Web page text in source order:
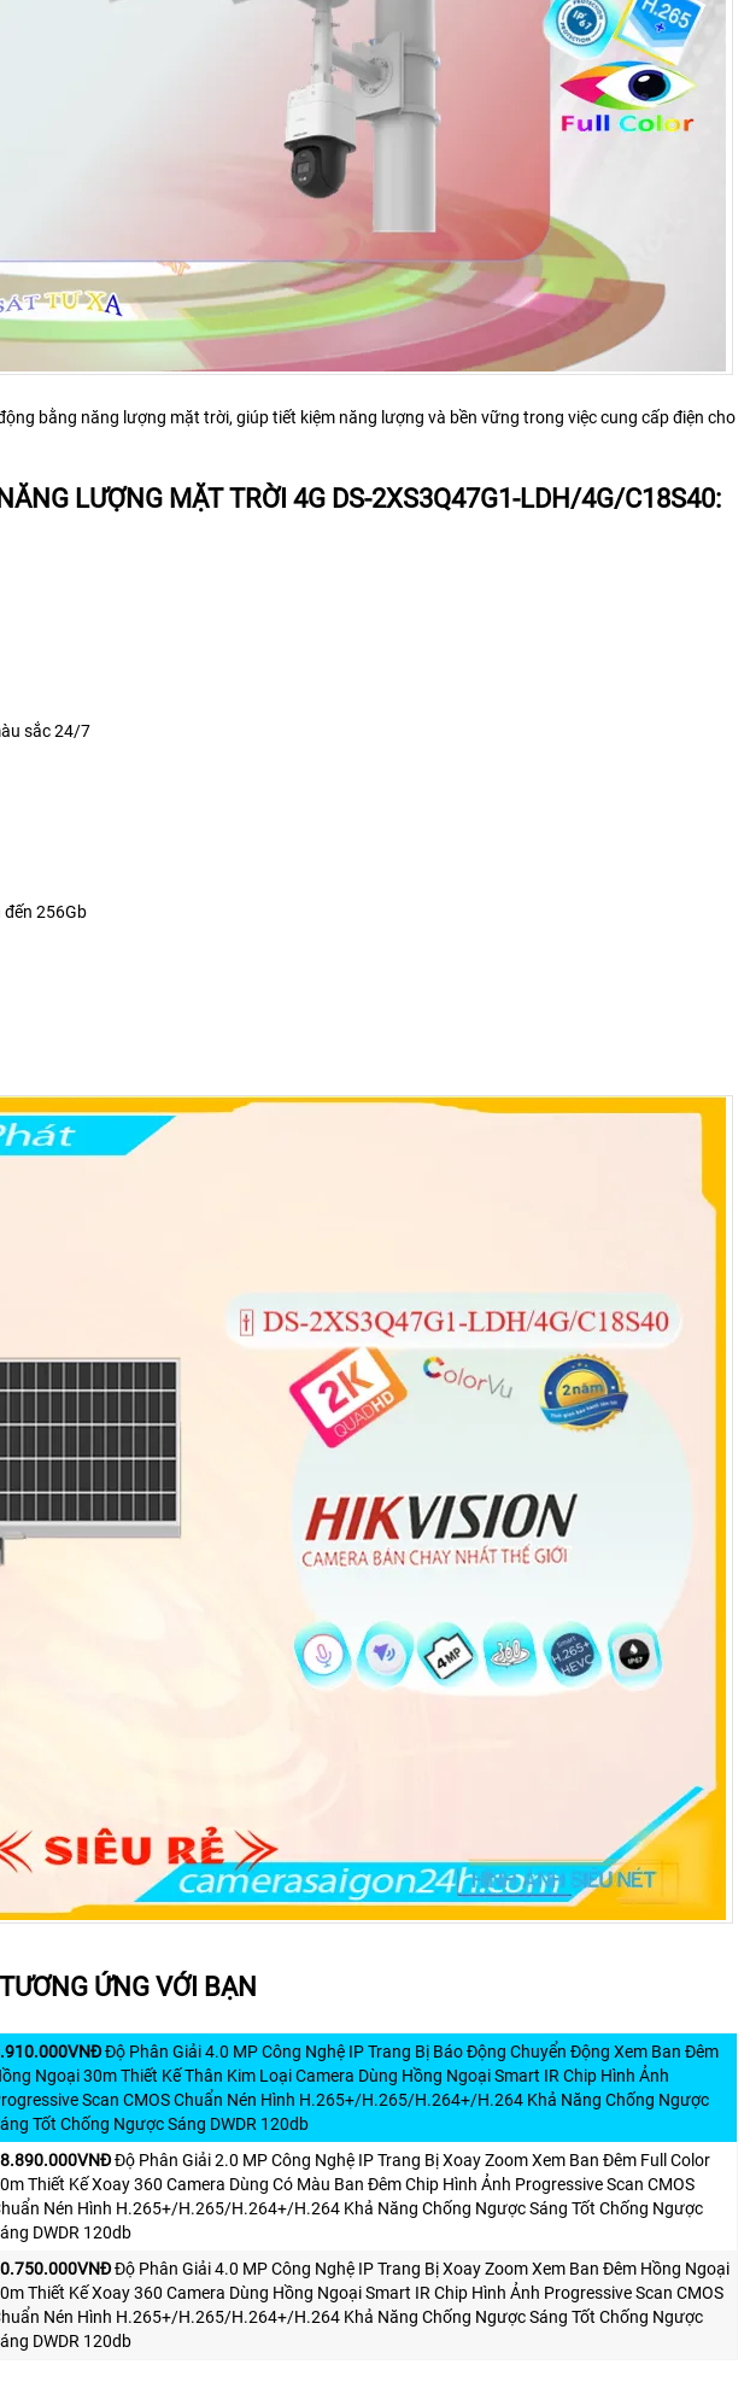
bằng năng lượng mặt trời, giúp tiết kiệm năng lượng và bền vững trong việc cung cấp điện cho
LƯỢNG MẶT TRỜI 4G DS-2XS3Q47G1-LDH/4G/C18S40:
sắc 24/7
đến 256Gb
ỨNG VỚI BẠN
Độ Phân Giải 4.0 MP Công Nghệ IP Trang Bị Báo Động Chuyển Động Xem Ban Đêm
Ngoại 30m Thiết Kế Thân Kim Loại Camera Dùng Hồng Ngoại Smart IR Chip Hình Ảnh
Scan CMOS Chuẩn Nén Hình H.265+/H.265/H.264+/H.264 Khả Năng Chống Ngược
Tốt Chống Ngược Sáng DWDR 120db
Độ Phân Giải 2.0 MP Công Nghệ IP Trang Bị Xoay Zoom Xem Ban Đêm Full Color
Thiết Kế Xoay 360 Camera Dùng Có Màu Ban Đêm Chip Hình Ảnh Progressive Scan CMOS
Nén Hình H.265+/H.265/H.264+/H.264 Khả Năng Chống Ngược Sáng Tốt Chống Ngược
DWDR 120db
Độ Phân Giải 4.0 MP Công Nghệ IP Trang Bị Xoay Zoom Xem Ban Đêm Hồng Ngoại
Thiết Kế Xoay 360 Camera Dùng Hồng Ngoại Smart IR Chip Hình Ảnh Progressive Scan CMOS
Nén Hình H.265+/H.265/H.264+/H.264 Khả Năng Chống Ngược Sáng Tốt Chống Ngược
DWDR 120db